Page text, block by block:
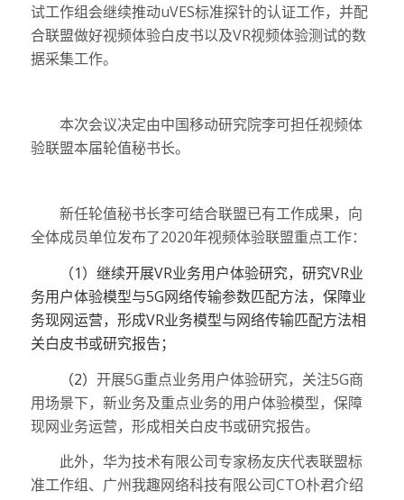
试工作组会继续推动uVES标准探针的认证工作，并配
合联盟做好视频体验白皮书以及VR视频体验测试的数
据采集工作。
本次会议决定由中国移动研究院李可担任视频体
验联盟本届轮值秘书长。
新任轮值秘书长李可结合联盟已有工作成果，向
全体成员单位发布了2020年视频体验联盟重点工作：
（1） 继续开展VR业务用户体验研究，研究VR业
务用户体验模型与5G网络传输参数匹配方法，保障业
务现网运营，形成VR业务模型与网络传输匹配方法相
关白皮书或研究报告；
（2） 开展5G重点业务用户体验研究，关注5G商
用场景下，新业务及重点业务的用户体验模型，保障
现网业务运营，形成相关白皮书或研究报告。
此外，华为技术有限公司专家杨友庆代表联盟标
准工作组、广州我趣网络科技有限公司CTO朴君介绍